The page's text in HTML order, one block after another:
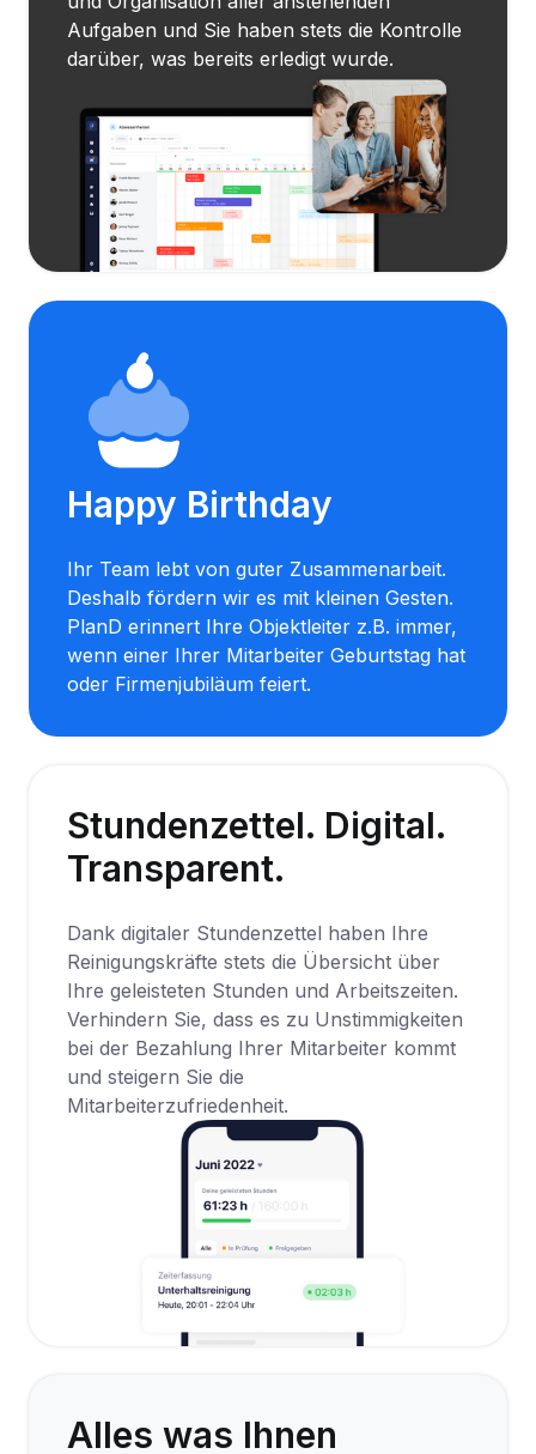
Aufgaben und Sie haben stets die Kontrolle
darüber, was bereits erledigt wurde.
Happy Birthday
Ihr Team lebt von guter Zusammenarbeit.
Deshalb fördern wir es mit kleinen Gesten.
PlanD erinnert Ihre Objektleiter z.B. immer,
wenn einer Ihrer Mitarbeiter Geburtstag hat
oder Firmenjubiläum feiert.
Stundenzettel. Digital.
Transparent.
Dank digitaler Stundenzettel haben Ihre
Reinigungskräfte stets die Übersicht über
Ihre geleisteten Stunden und Arbeitszeiten.
Verhindern Sie, dass es zu Unstimmigkeiten
bei der Bezahlung Ihrer Mitarbeiter kommt
und steigern Sie die
Mitarbeiterzufriedenheit.
Alles was Ihnen